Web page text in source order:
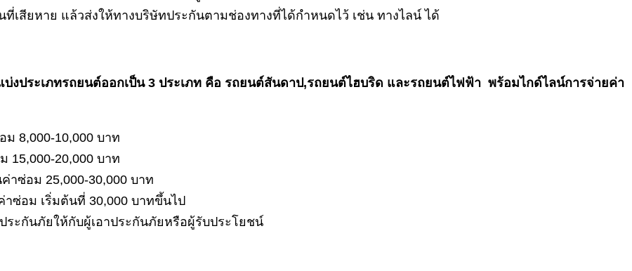
สียหาย แล้วส่งให้ทางบริษัทประกันตามช่องทางที่ได้กำหนดไว้ เช่น ทางไลน์ ได้
งประเภทรถยนต์ออกเป็น 3 ประเภท คือ รถยนต์สันดาป,รถยนต์ไฮบริด และรถยนต์ไฟฟ้า พร้อมไกด์ไลน์การจ่ายค่า
8,000-10,000 บาท
15,000-20,000 บาท
าซ่อม 25,000-30,000 บาท
ซ่อม เริ่มต้นที่ 30,000 บาทขึ้นไป
กันภัยให้กับผู้เอาประกันภัยหรือผู้รับประโยชน์